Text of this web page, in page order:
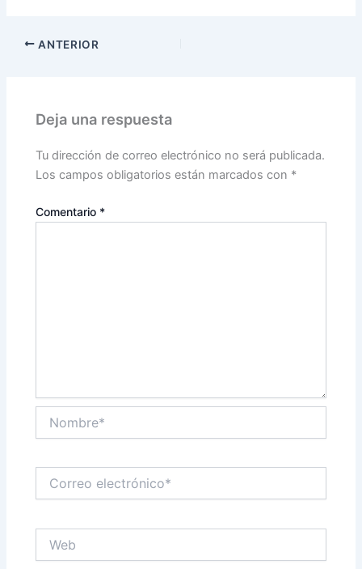
ANTERIOR
Deja una respuesta
Tu dirección de correo electrónico no será publicada.
Los campos obligatorios están marcados con *
Comentario *
electrónico*